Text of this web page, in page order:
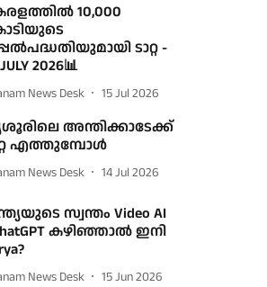
10,000
ടാറ്റ -
2026📊
News Desk 15 Jul 2026
അന്തിക്കാടേക്ക്
എത്തുമ്പോള്‍
News Desk 14 Jul 2026
സ്വന്തം Video AI
കഴിഞ്ഞാൽ ഇനി
News Desk 15 Jun 2026